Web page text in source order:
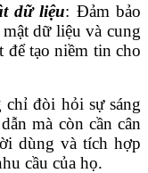
dữ liệu: Đảm bảo
dữ liệu và cung
để tạo niềm tin cho
chỉ đòi hỏi sự sáng
mà còn cần cân
dùng và tích hợp
cầu của họ.